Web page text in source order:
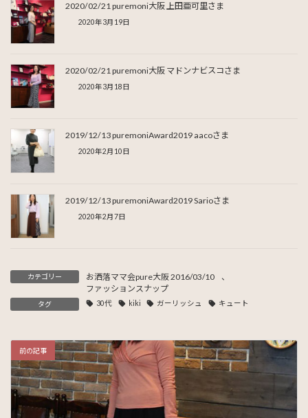
2020/02/21 puremoni大阪 上田亜可里さま
2020年3月19日
2020/02/21 puremoni大阪 マドンナビスコさま
2020年3月18日
2019/12/13 puremoniAward2019 aacoさま
2020年2月10日
2019/12/13 puremoniAward2019 Sarioさま
2020年2月7日
カテゴリー お洒落ママ会pure大阪 2016/03/10
、
ファッションスナップ
タグ 30代 kiki ガーリッシュ キュート
前の記事